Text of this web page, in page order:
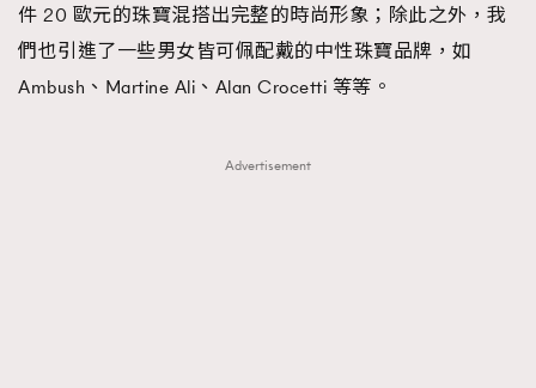
件 20 歐元的珠寶混搭出完整的時尚形象；除此之外，我
們也引進了一些男女皆可佩配戴的中性珠寶品牌，如
Ambush、Martine Ali、Alan Crocetti 等等。
Advertisement